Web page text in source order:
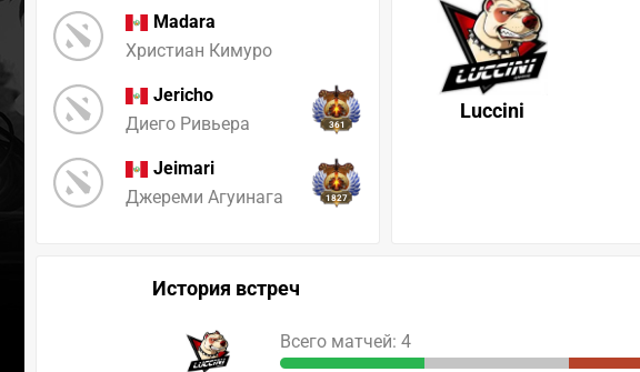
Madara
Христиан Кимуро
Jericho
Диего Ривьера
361
Jeimari
Джереми Агуинага
1827
Luccini
История встреч
Всего матчей: 4